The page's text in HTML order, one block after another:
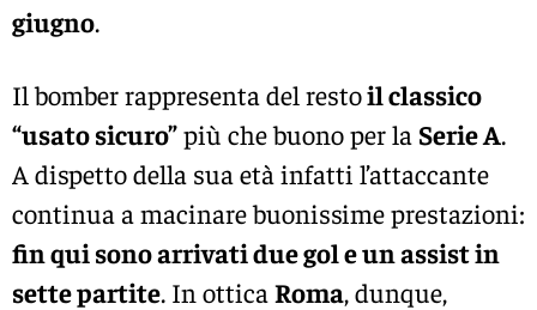
giugno.
Il bomber rappresenta del restoil classico
“usato sicuro”più che buono per la Serie A.
A dispetto della sua età infatti l’attaccante
continua a macinare buonissime prestazioni:
fin qui sono arrivati due gol e un assist in
sette partite. In ottica Roma, dunque,